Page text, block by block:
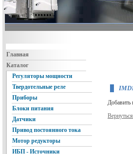
Главная
Каталог
Регуляторы мощности
Твердотельные реле
Приборы
Блоки питания
Датчики
Привод постоянного тока
Мотор редукторы
ИБП - Источники
Добавить